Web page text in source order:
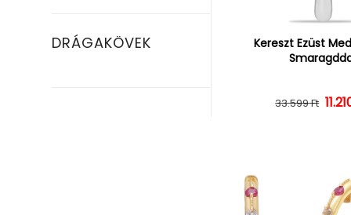
Kereszt Ezüst
33.599 Ft
DRÁGAKÖVEK